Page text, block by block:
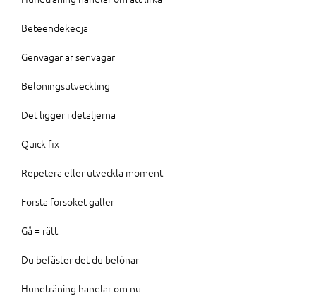
Beteendekedja
Genvägar är senvägar
Belöningsutveckling
Det ligger i detaljerna
Quick fix
Repetera eller utveckla moment
Första försöket gäller
Gå = rätt
Du befäster det du belönar
Hundträning handlar om nu